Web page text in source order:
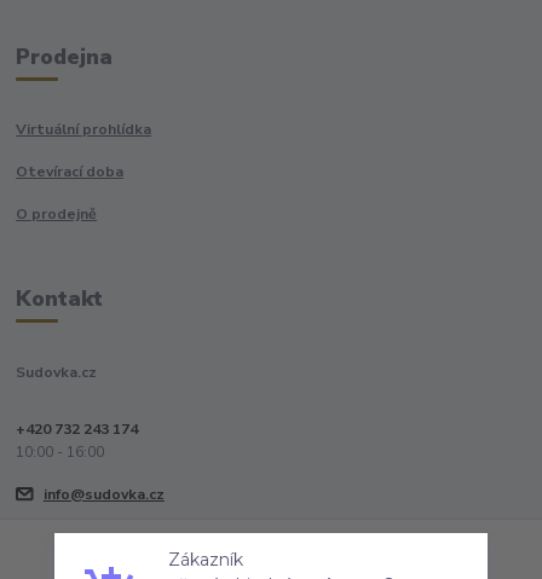
Prodejna
Virtuální prohlídka
Otevírací doba
O prodejně
Kontakt
Sudovka.cz
+420 732 243 174
10:00 - 16:00
info@sudovka.cz
Zákazník